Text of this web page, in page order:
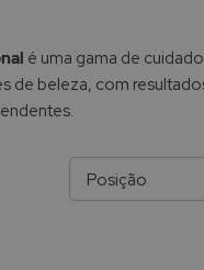
é uma gama de
de beleza, com